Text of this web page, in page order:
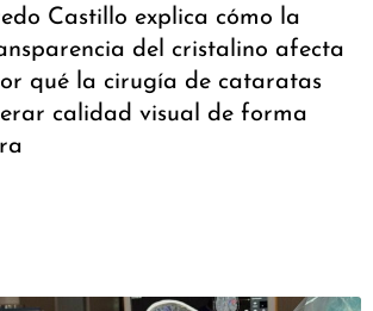
Castillo explica cómo la
del cristalino afecta
qué la cirugía de cataratas
calidad visual de forma